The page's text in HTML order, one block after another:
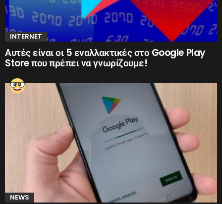
INTERNET
Αυτές είναι οι 5 εναλλακτικές στο Google Play
Store που πρέπει να γνωρίζουμε!
NEWS